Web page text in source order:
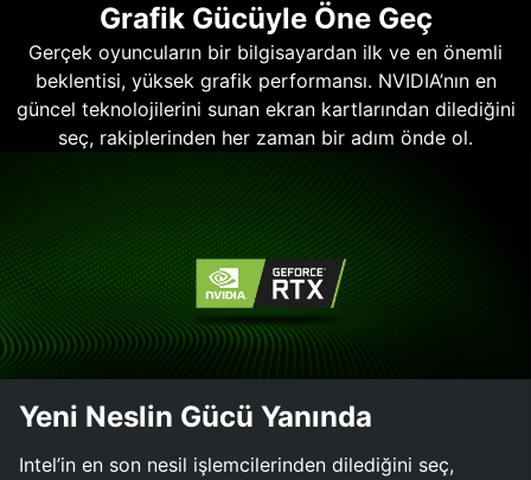
Grafik Gücüyle Öne Geç
Gerçek oyuncuların bir bilgisayardan ilk ve en önemli
beklentisi, yüksek grafik performansı. NVIDIA’nın en
güncel teknolojilerini sunan ekran kartlarından dilediğini
seç, rakiplerinden her zaman bir adım önde ol.
Yeni Neslin Gücü Yanında
Intel’in en son nesil işlemcilerinden dilediğini seç,